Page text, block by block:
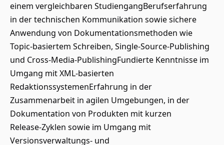
einem vergleichbaren StudiengangBerufserfahrung
in der technischen Kommunikation sowie sichere
Anwendung von Dokumentationsmethoden wie
Topic‑basiertem Schreiben, Single‑Source‑Publishing
und Cross‑Media‑PublishingFundierte Kenntnisse im
Umgang mit XML‑basierten
RedaktionssystemenErfahrung in der
Zusammenarbeit in agilen Umgebungen, in der
Dokumentation von Produkten mit kurzen
Release‑Zyklen sowie im Umgang mit
Versionsverwaltungs‑ und